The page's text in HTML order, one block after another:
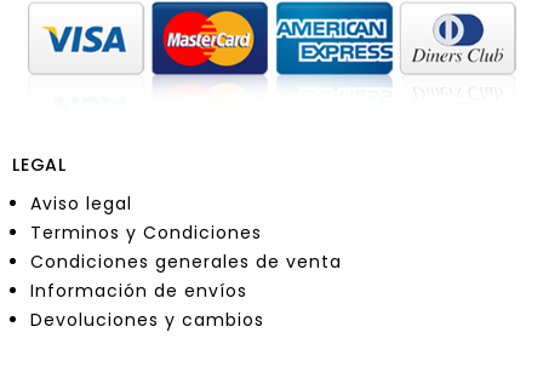
LEGAL
Aviso legal
Terminos y Condiciones
Condiciones generales de venta
Información de envíos
Devoluciones y cambios